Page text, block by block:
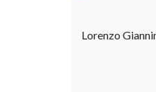
Lorenzo